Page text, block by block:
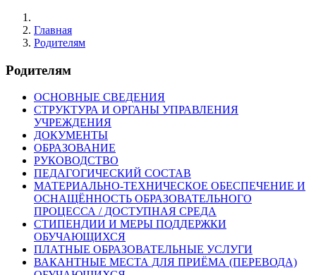
Главная
Родителям
Родителям
ОСНОВНЫЕ СВЕДЕНИЯ
СТРУКТУРА И ОРГАНЫ УПРАВЛЕНИЯ
УЧРЕЖДЕНИЯ
ДОКУМЕНТЫ
ОБРАЗОВАНИЕ
РУКОВОДСТВО
ПЕДАГОГИЧЕСКИЙ СОСТАВ
МАТЕРИАЛЬНО-ТЕХНИЧЕСКОЕ ОБЕСПЕЧЕНИЕ И
ОСНАЩЁННОСТЬ ОБРАЗОВАТЕЛЬНОГО
ПРОЦЕССА / ДОСТУПНАЯ СРЕДА
СТИПЕНДИИ И МЕРЫ ПОДДЕРЖКИ
ОБУЧАЮЩИХСЯ
ПЛАТНЫЕ ОБРАЗОВАТЕЛЬНЫЕ УСЛУГИ
ВАКАНТНЫЕ МЕСТА ДЛЯ ПРИЁМА (ПЕРЕВОДА)